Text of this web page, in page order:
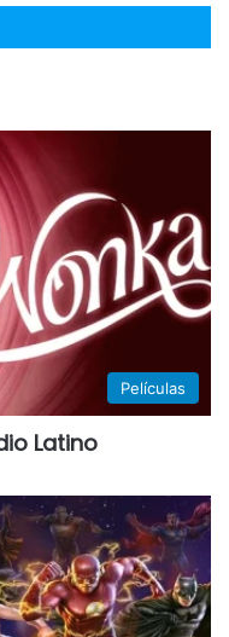
Películas
Latino